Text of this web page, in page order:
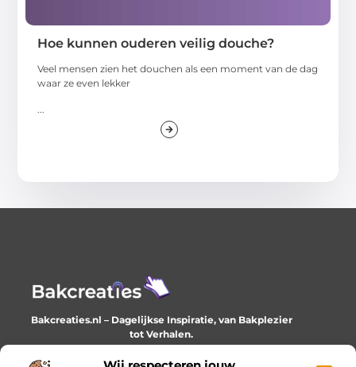
Hoe kunnen ouderen veilig douche?
Veel mensen zien het douchen als een moment van de dag
waar ze even lekker
Bakcreaties.nl – Dagelijkse Inspiratie, van Bakplezier
tot Verhalen.
Ontdek unieke en creatieve verhalen die je elke dag
verrijken en inspireren.